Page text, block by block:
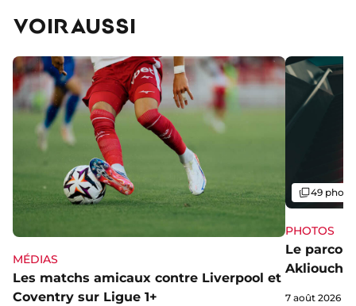
VOIR AUSSI
MÉDIAS
Les matchs amicaux contre Liverpool et
Coventry sur Ligue 1+
PHOTOS
Le
Akliouche
Galerie
49
7 août 2026